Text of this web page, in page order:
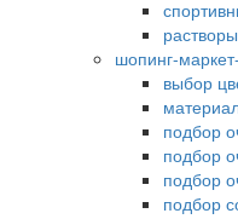
шопинг-
выбор
подбор
подбор
подбор
подбор